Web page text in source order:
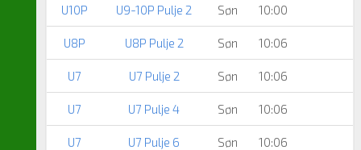
U10P U9-10P Pulje 2 Søn 10:00
U8P U8P Pulje 2 Søn 10:06
U7 U7 Pulje 2 Søn 10:06
U7 U7 Pulje 4 Søn 10:06
U7 U7 Pulje 6 Søn 10:06